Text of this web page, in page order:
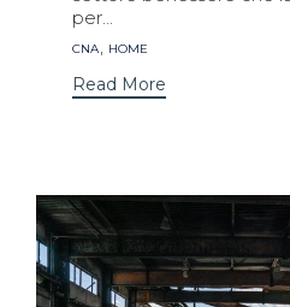
per...
Tags
CNA, HOME
Read More